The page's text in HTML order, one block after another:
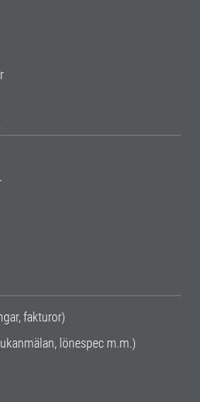
fakturor)
lönespec m.m.)